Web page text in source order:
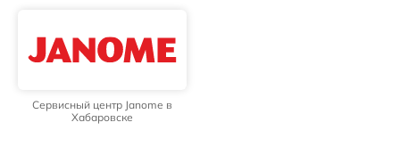
Сервисный центр Janome в
Хабаровске